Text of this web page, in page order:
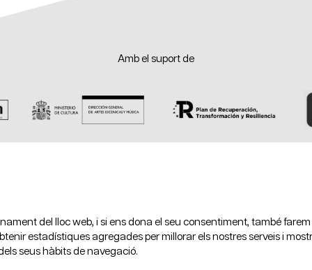
Amb el suport de
del lloc web, i si ens dona el seu consentiment, també farem
estadístiques agregades per millorar els nostres serveis i
seus hàbits de navegació.